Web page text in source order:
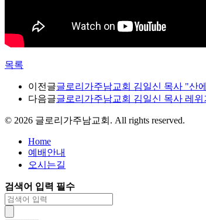
목록
이전글글로리가주남교회 김일신 목사 "산
다음글글로리가주남교회 김일신 목사 레위
© 2026 글로리가주남교회. All rights reserved.
Home
예배안내
오시는길
검색어 입력 필수